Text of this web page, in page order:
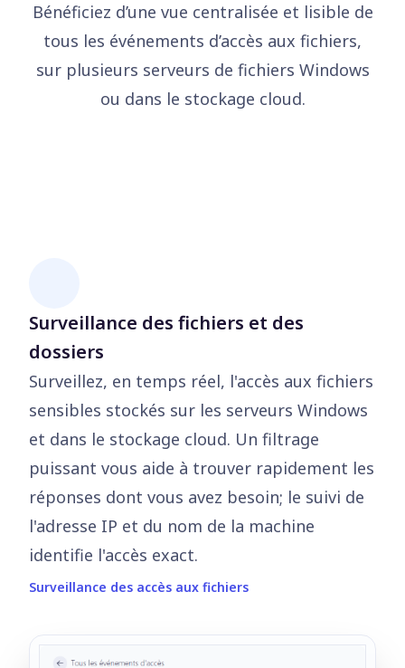
Bénéficiez d’une vue centralisée et lisible de
tous les événements d’accès aux fichiers,
sur plusieurs serveurs de fichiers Windows
ou dans le stockage cloud.
Surveillance des fichiers et des
dossiers
Surveillez, en temps réel, l'accès aux fichiers
sensibles stockés sur les serveurs Windows
et dans le stockage cloud. Un filtrage
puissant vous aide à trouver rapidement les
réponses dont vous avez besoin; le suivi de
l'adresse IP et du nom de la machine
identifie l'accès exact.
Surveillance des accès aux fichiers